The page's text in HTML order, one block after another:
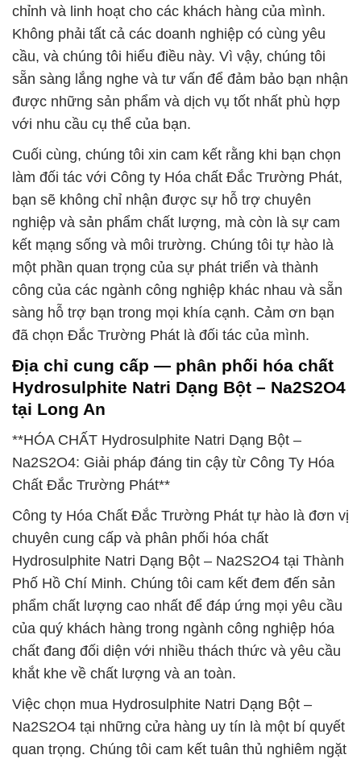
chỉnh và linh hoạt cho các khách hàng của mình.
Không phải tất cả các doanh nghiệp có cùng yêu
cầu, và chúng tôi hiểu điều này. Vì vậy, chúng tôi
sẵn sàng lắng nghe và tư vấn để đảm bảo bạn nhận
được những sản phẩm và dịch vụ tốt nhất phù hợp
với nhu cầu cụ thể của bạn.
Cuối cùng, chúng tôi xin cam kết rằng khi bạn chọn
làm đối tác với Công ty Hóa chất Đắc Trường Phát,
bạn sẽ không chỉ nhận được sự hỗ trợ chuyên
nghiệp và sản phẩm chất lượng, mà còn là sự cam
kết mạng sống và môi trường. Chúng tôi tự hào là
một phần quan trọng của sự phát triển và thành
công của các ngành công nghiệp khác nhau và sẵn
sàng hỗ trợ bạn trong mọi khía cạnh. Cảm ơn bạn
đã chọn Đắc Trường Phát là đối tác của mình.
Địa chỉ cung cấp — phân phối hóa chất
Hydrosulphite Natri Dạng Bột – Na2S2O4
tại Long An
**HÓA CHẤT Hydrosulphite Natri Dạng Bột –
Na2S2O4: Giải pháp đáng tin cậy từ Công Ty Hóa
Chất Đắc Trường Phát**
Công ty Hóa Chất Đắc Trường Phát tự hào là đơn vị
chuyên cung cấp và phân phối hóa chất
Hydrosulphite Natri Dạng Bột – Na2S2O4 tại Thành
Phố Hồ Chí Minh. Chúng tôi cam kết đem đến sản
phẩm chất lượng cao nhất để đáp ứng mọi yêu cầu
của quý khách hàng trong ngành công nghiệp hóa
chất đang đối diện với nhiều thách thức và yêu cầu
khắt khe về chất lượng và an toàn.
Việc chọn mua Hydrosulphite Natri Dạng Bột –
Na2S2O4 tại những cửa hàng uy tín là một bí quyết
quan trọng. Chúng tôi cam kết tuân thủ nghiêm ngặt